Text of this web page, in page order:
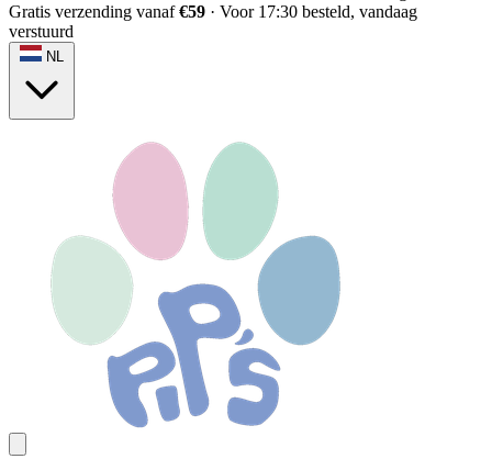
Gratis verzending vanaf€59 · Voor 17:30 besteld, vandaag
verstuurd
NL